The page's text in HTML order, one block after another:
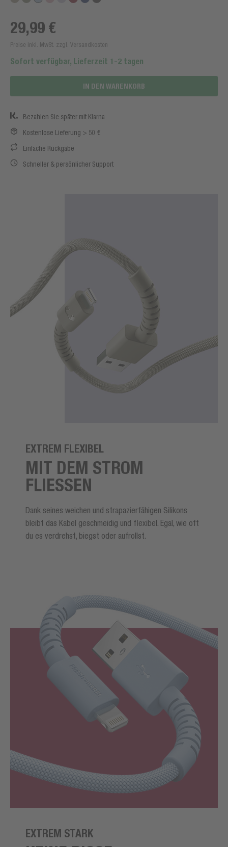
29,99 €
Preise inkl. MwSt. zzgl. Versandkosten
Sofort verfügbar, Lieferzeit 1-2 tagen
IN DEN WARENKORB
Bezahlen Sie später mit Klarna
Kostenlose Lieferung > 50 €
Einfache Rückgabe
Schneller & persönlicher Support
EXTREM FLEXIBEL
MIT DEM STROM
FLIESSEN
Dank seines weichen und strapazierfähigen Silikons
bleibt das Kabel geschmeidig und flexibel. Egal, wie oft
du es verdrehst, biegst oder aufrollst.
EXTREM STARK